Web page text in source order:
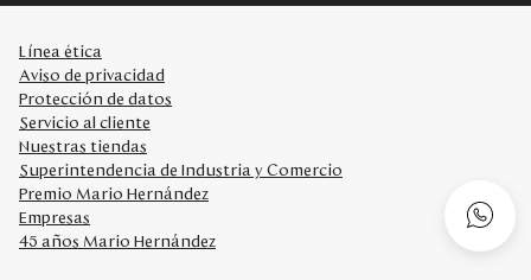
Línea ética
Aviso de privacidad
Protección de datos
Servicio al cliente
Nuestras tiendas
Superintendencia de Industria y Comercio
Premio Mario Hernández
Empresas
45 años Mario Hernández